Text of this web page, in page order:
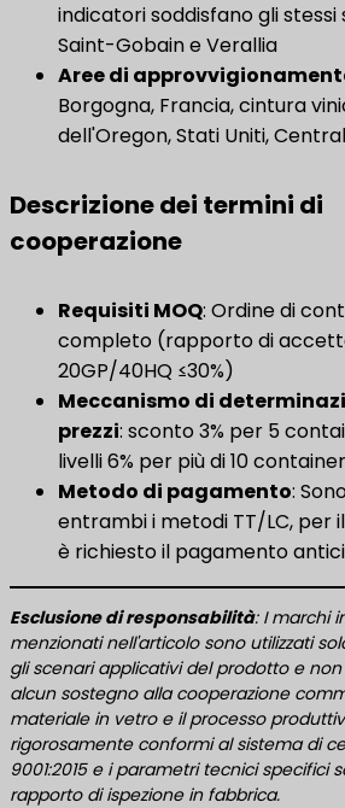
indicatori soddisfano gli
Saint-Gobain e Verallia
Aree di
Borgogna, Francia, cintura
dell'Oregon, Stati Uniti,
Descrizione dei termini di
cooperazione
Requisiti MOQ​: Ordine di
completo (rapporto di
20GP/40HQ ≤30%)
Meccanismo di
prezzi​: sconto 3% per 5
livelli 6% per più di 10 container
Metodo di pagamento​:
entrambi i metodi TT/LC, per
è richiesto il pagamento
​Esclusione di responsabilità​​: I marchi
menzionati nell'articolo sono utilizzati
gli scenari applicativi del prodotto e
alcun sostegno alla cooperazione
materiale in vetro e il processo
rigorosamente conformi al sistema di
9001:2015 e i parametri tecnici specifici
rapporto di ispezione in fabbrica.